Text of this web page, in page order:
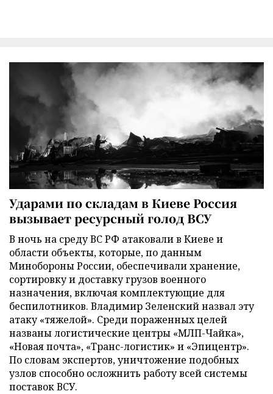
Ударами по складам в Киеве Россия
вызывает ресурсный голод ВСУ
В ночь на среду ВС РФ атаковали в Киеве и
области объекты, которые, по данным
Минобороны России, обеспечивали хранение,
сортировку и доставку грузов военного
назначения, включая комплектующие для
беспилотников. Владимир Зеленский назвал эту
атаку «тяжелой». Среди пораженных целей
названы логистические центры «МЛП-Чайка»,
«Новая почта», «Транс-логистик» и «Эпицентр».
По словам экспертов, уничтожение подобных
узлов способно осложнить работу всей системы
поставок ВСУ.